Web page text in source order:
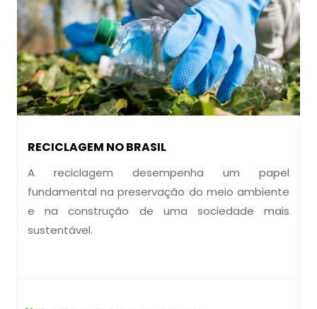
RECICLAGEM NO BRASIL
A reciclagem desempenha um papel
fundamental na preservação do meio ambiente
e na construção de uma sociedade mais
sustentável.